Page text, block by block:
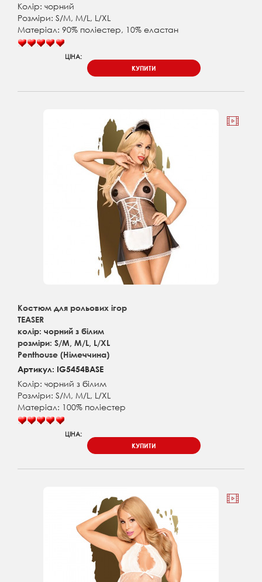
Колір: чорний
Розміри: S/M, M/L, L/XL
Матеріал: 90% поліестер, 10% еластан
ЦІНА:
КУПИТИ
Костюм для рольових ігор
TEASER
колір: чорний з білим
розміри: S/M, M/L, L/XL
Penthouse (Німеччина)
Артикул: IG5454BASE
Колір: чорний з білим
Розміри: S/M, M/L, L/XL
Матеріал: 100% поліестер
ЦІНА:
КУПИТИ